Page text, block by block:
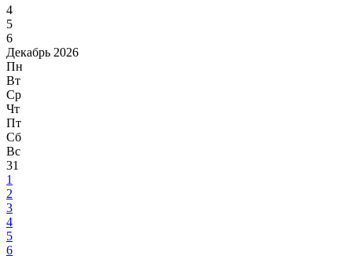
4
5
6
Декабрь 2026
Пн
Вт
Ср
Чт
Пт
Сб
Вс
31
1
2
3
4
5
6